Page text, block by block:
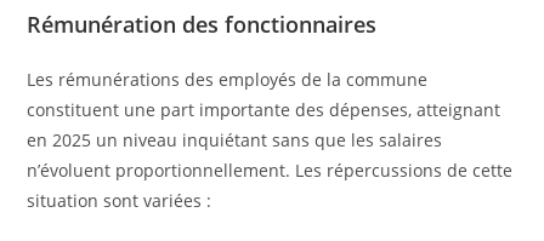
Rémunération des fonctionnaires
Les rémunérations des employés de la commune
constituent une part importante des dépenses, atteignant
en 2025 un niveau inquiétant sans que les salaires
n’évoluent proportionnellement. Les répercussions de cette
situation sont variées :